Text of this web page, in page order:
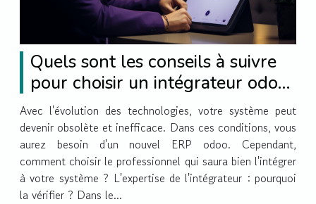
Quels sont les conseils à suivre
pour choisir un intégrateur odoo
?
Avec l'évolution des technologies, votre système peut
devenir obsolète et inefficace. Dans ces conditions, vous
aurez besoin d'un nouvel ERP odoo. Cependant,
comment choisir le professionnel qui saura bien l'intégrer
à votre système ? L'expertise de l'intégrateur : pourquoi
la vérifier ? Dans le...